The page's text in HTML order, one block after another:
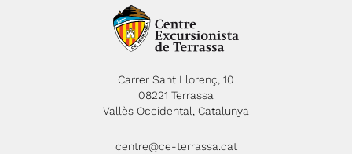
Carrer Sant Llorenç, 10
08221 Terrassa
Vallès Occidental, Catalunya
centre@ce-terrassa.cat